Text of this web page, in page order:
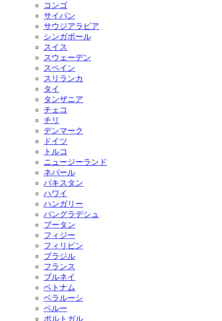
コンゴ
サイパン
サウジアラビア
シンガポール
スイス
スウェーデン
スペイン
スリランカ
タイ
タンザニア
チェコ
チリ
デンマーク
ドイツ
トルコ
ニュージーランド
ネパール
パキスタン
ハワイ
ハンガリー
バングラデシュ
ブータン
フィジー
フィリピン
ブラジル
フランス
ブルネイ
ベトナム
ベラルーシ
ペルー
ポルトガル